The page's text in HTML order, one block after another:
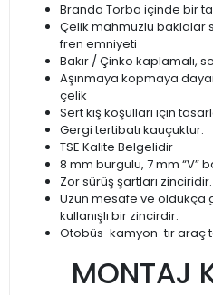
Branda Torba içinde bir
Çelik mahmuzlu baklalar
fren emniyeti
Bakır / Çinko kaplamalı,
Aşınmaya kopmaya
çelik
Sert kış koşulları için
Gergi tertibatı kauçuktur.
TSE Kalite Belgelidir
8 mm burgulu, 7 mm “V”
Zor sürüş şartları zinciridir.
Uzun mesafe ve oldukça
kullanışlı bir zincirdir.
Otobüs-kamyon-tır araç
MONTAJ